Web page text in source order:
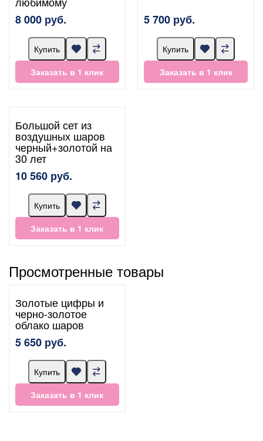
8 000 руб.
Купить
Заказать в 1 клик
5 700 руб.
Купить
Заказать в 1 клик
Большой сет из
воздушных шаров
черный+золотой на
30 лет
10 560 руб.
Купить
Заказать в 1 клик
Просмотренные товары
Золотые цифры и
черно-золотое
облако шаров
5 650 руб.
Купить
Заказать в 1 клик